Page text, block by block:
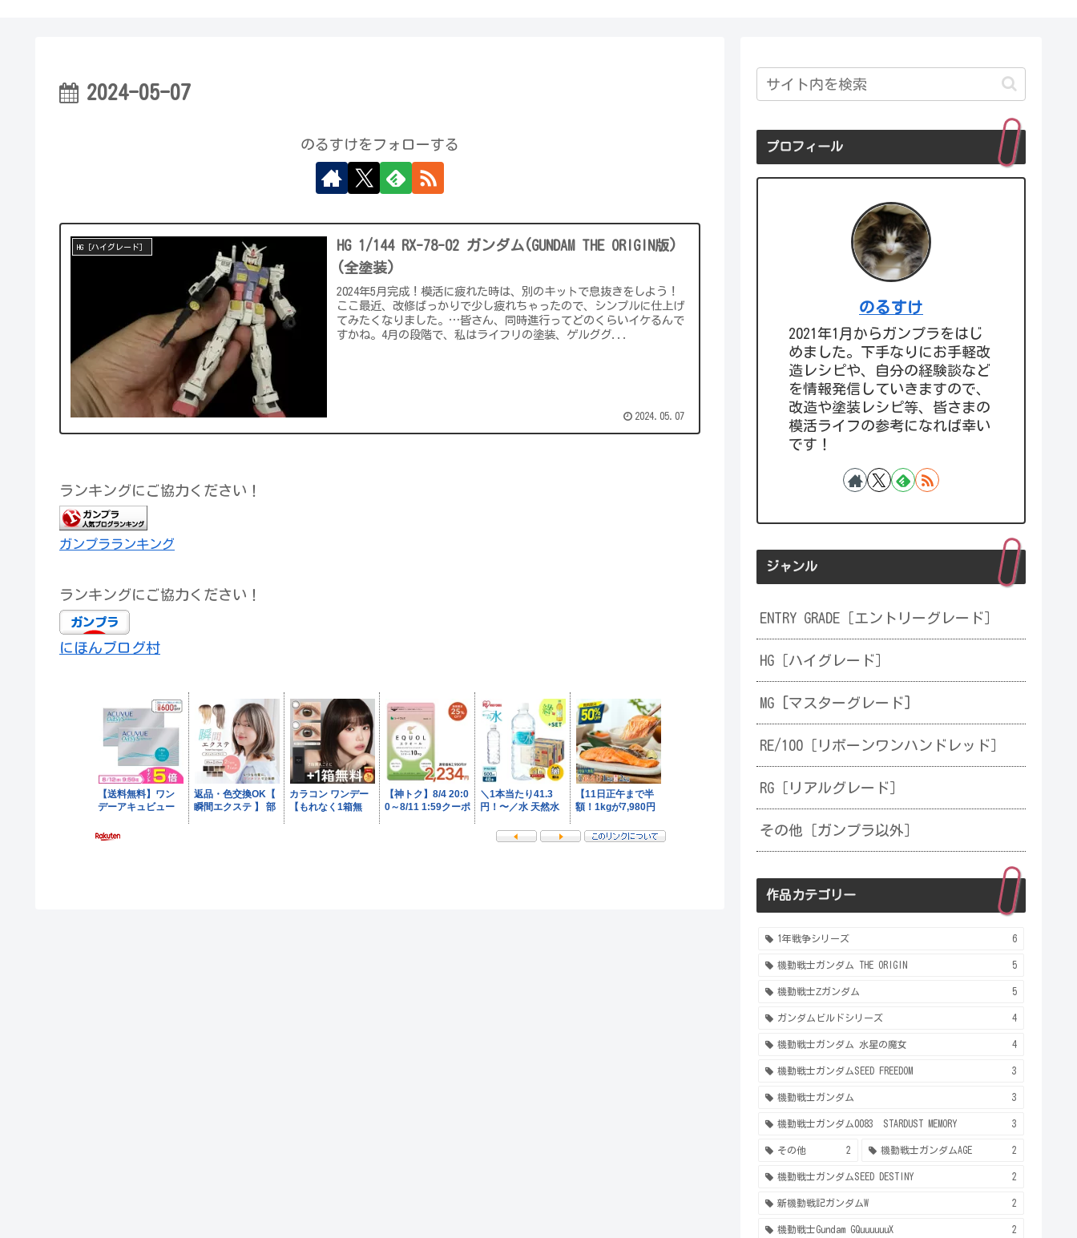
2024-05-07
のるすけをフォローする
HG［ハイグレード］
HG 1/144 RX-78-02 ガンダム(GUNDAM THE ORIGIN版)
(全塗装)
2024年5月完成！模活に疲れた時は、別のキットで息抜きをしよう！
ここ最近、改修ばっかりで少し疲れちゃったので、シンプルに仕上げ
てみたくなりました。…皆さん、同時進行ってどのくらいイケるんで
すかね。4月の段階で、私はライフリの塗装、ゲルググ...
2024.05.07
ランキングにご協力ください！
ガンプラランキング
ランキングにご協力ください！
にほんブログ村
プロフィール
のるすけ
2021年1月からガンプラをはじ
めました。下手なりにお手軽改
造レシピや、自分の経験談など
を情報発信していきますので、
改造や塗装レシピ等、皆さまの
模活ライフの参考になれば幸い
です！
ジャンル
ENTRY GRADE［エントリーグレード］
HG［ハイグレード］
MG [マスターグレード]
RE/100［リボーンワンハンドレッド］
RG［リアルグレード］
その他［ガンプラ以外］
作品カテゴリー
1年戦争シリーズ 6
機動戦士ガンダム THE ORIGIN 5
機動戦士Ζガンダム 5
ガンダムビルドシリーズ 4
機動戦士ガンダム 水星の魔女 4
機動戦士ガンダムSEED FREEDOM 3
機動戦士ガンダム 3
機動戦士ガンダム0083 STARDUST MEMORY 3
その他 2 機動戦士ガンダムAGE 2
機動戦士ガンダムSEED DESTINY 2
新機動戦記ガンダムW 2
機動戦士Gundam GQuuuuuuX 2